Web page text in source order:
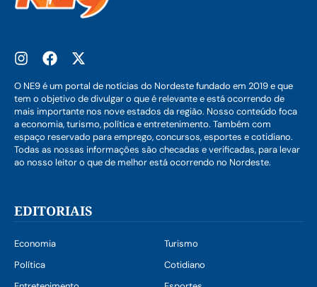
O NE9 é um portal de notícias do Nordeste fundado em 2019 e que
tem o objetivo de divulgar o que é relevante e está ocorrendo de
mais importante nos nove estados da região. Nosso conteúdo foca
a economia, turismo, política e entretenimento. Também com
espaço reservado para emprego, concursos, esportes e cotidiano.
Todas as nossas informações são checadas e verificadas, para levar
ao nosso leitor o que de melhor está ocorrendo no Nordeste.
EDITORIAIS
Economia
Turismo
Política
Cotidiano